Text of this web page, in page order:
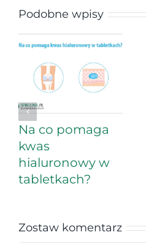
Podobne wpisy
Na co pomaga
kwas
hialuronowy w
tabletkach?
Zostaw komentarz